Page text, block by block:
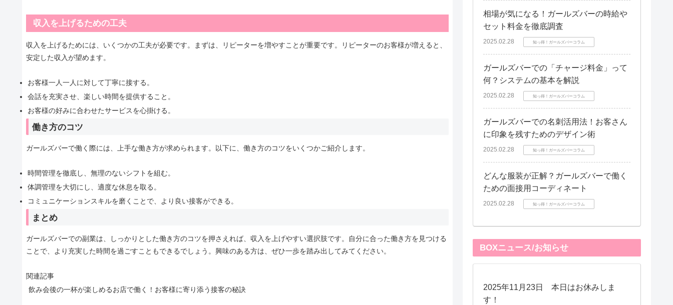
収入を上げるための工夫
収入を上げるためには、いくつかの工夫が必要です。まずは、リピーターを増やすことが重要です。リピーターのお客様が増えると、
安定した収入が望めます。
お客様一人一人に対して丁寧に接する。
会話を充実させ、楽しい時間を提供すること。
お客様の好みに合わせたサービスを心掛ける。
働き方のコツ
ガールズバーで働く際には、上手な働き方が求められます。以下に、働き方のコツをいくつかご紹介します。
時間管理を徹底し、無理のないシフトを組む。
体調管理を大切にし、適度な休息を取る。
コミュニケーションスキルを磨くことで、より良い接客ができる。
まとめ
ガールズバーでの副業は、しっかりとした働き方のコツを押さえれば、収入を上げやすい選択肢です。自分に合った働き方を見つける
ことで、より充実した時間を過ごすこともできるでしょう。興味のある方は、ぜひ一歩を踏み出してみてください。
関連記事
飲み会後の一杯が楽しめるお店で働く！お客様に寄り添う接客の秘訣
相場が気になる！ガールズバーの時給や
セット料金を徹底調査
2025.02.28 知っ得！ガールズバーコラム
ガールズバーでの「チャージ料金」って
何？システムの基本を解説
2025.02.28 知っ得！ガールズバーコラム
ガールズバーでの名刺活用法！お客さん
に印象を残すためのデザイン術
2025.02.28 知っ得！ガールズバーコラム
どんな服装が正解？ガールズバーで働く
ための面接用コーディネート
2025.02.28 知っ得！ガールズバーコラム
BOXニュース/お知らせ
2025年11月23日 本日はお休みしま
す！